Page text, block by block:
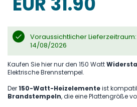
gallery
Voraussichtlicher
14/08/2026
Kaufen Sie hier nur den 150 Watt
Elektrische Brennstempel.
Der150-Watt-Heizelementeist
Brandstempeln, die eine Plattengröße